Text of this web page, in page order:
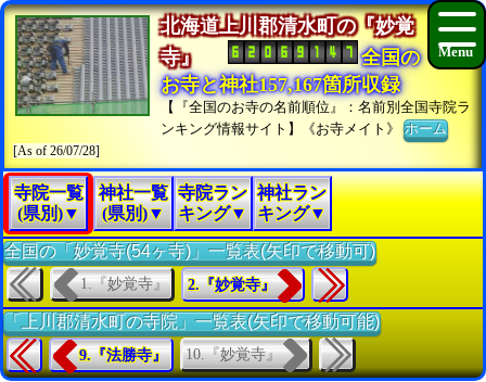
北海道上川郡清水町の『妙覚
寺』
全国の
お寺と神社157,167箇所収録
【『全国のお寺の名前順位』：名前別全国寺院ラ
ンキング情報サイト】《お寺メイト》ホーム
[As of 26/07/28]
寺院一覧
(県別)▼
神社一覧
(県別)▼
寺院ラン
キング▼
神社ラン
キング▼
全国の「妙覚寺(54ヶ寺)」一覧表(矢印で移動可)
1.『妙覚寺』 2.『妙覚寺』
「上川郡清水町の寺院」一覧表(矢印で移動可能)
9.『法勝寺』 10.『妙覚寺』